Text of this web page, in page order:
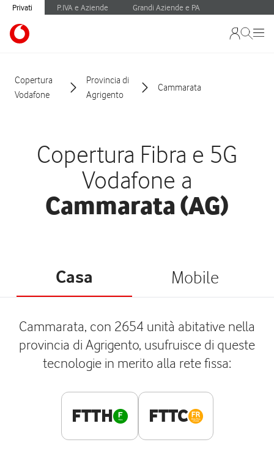
Privati P.IVA e Aziende Grandi Aziende e PA
Copertura
Vodafone
Provincia di
Agrigento
Cammarata
Copertura Fibra e 5G
Vodafone a
Cammarata (AG)
Casa Mobile
Cammarata, con 2654 unità abitative nella
provincia di Agrigento, usufruisce di queste
tecnologie in merito alla rete fissa:
FTTH FTTC